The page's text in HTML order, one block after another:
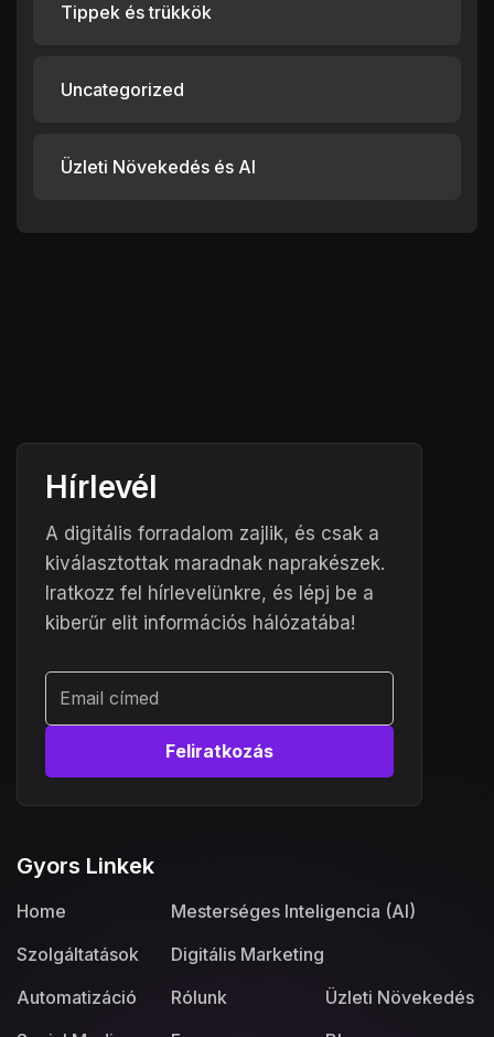
Tippek és trükkök
Uncategorized
Üzleti Növekedés és AI
Hírlevél
A digitális forradalom zajlik, és csak a
kiválasztottak maradnak naprakészek.
Iratkozz fel hírlevelünkre, és lépj be a
kiberűr elit információs hálózatába!
Gyors Linkek
Home
Mesterséges Inteligencia (AI)
Szolgáltatások
Digitális Marketing
Automatizáció
Rólunk
Üzleti Növekedés